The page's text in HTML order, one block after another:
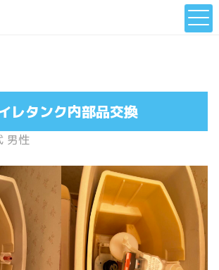
レタンク内部品交換
男性